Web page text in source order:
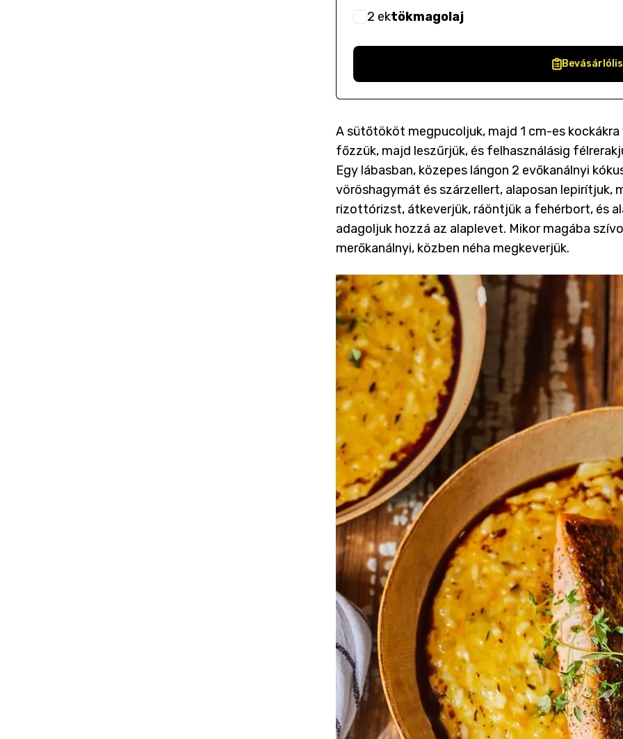
2 ektökmagolaj
A sütőtököt megpucoljuk, majd 1 cm-es
főzzük, majd leszűrjük, és felhasználásig
Egy lábasban, közepes lángon 2 evőkanálnyi
vöröshagymát és szárzellert, alaposan lepirítjuk,
rizottórizst, átkeverjük, ráöntjük a fehérbort, és
adagoljuk hozzá az alaplevet. Mikor magába
merőkanálnyi, közben néha megkeverjük.